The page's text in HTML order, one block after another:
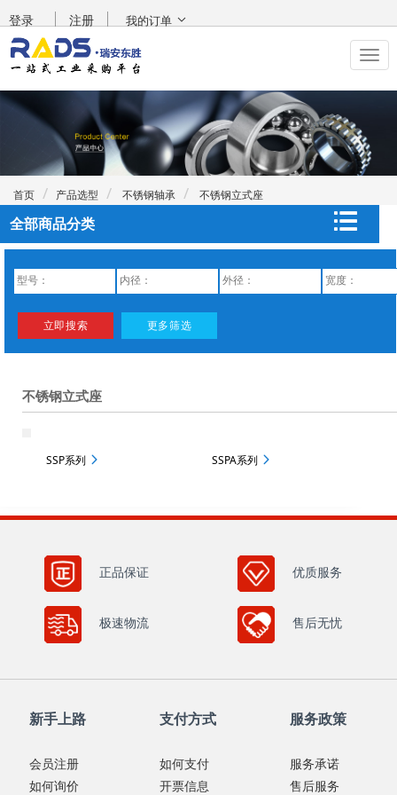
登录 注册 我的订单
首页 产品选型 不锈钢轴承 不锈钢立式座
全部商品分类
不锈钢立式座
SSP系列 SSPA系列
正品保证 优质服务
极速物流 售后无忧
新手上路
会员注册
如何询价
支付方式
如何支付
开票信息
服务政策
服务承诺
售后服务